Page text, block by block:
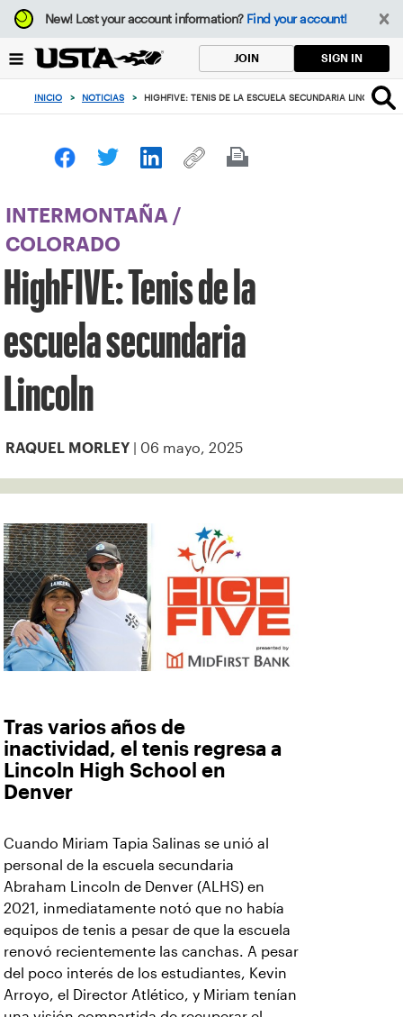
Enfoque
desde
botón
volver
principio
New!Lost your account information? Find your account!
JOIN SIGN IN
INICIO > NOTICIAS > HIGHFIVE: TENIS DE LA ESCUELA SECUNDARIA LINCOLN
INTERMONTAÑA /
COLORADO
HighFIVE: Tenis de la
escuela secundaria
Lincoln
RAQUEL MORLEY | 06 mayo, 2025
Tras varios años de
inactividad, el tenis regresa a
Lincoln High School en
Denver
Cuando Miriam Tapia Salinas se unió al
personal de la escuela secundaria
Abraham Lincoln de Denver (ALHS) en
2021, inmediatamente notó que no había
equipos de tenis a pesar de que la escuela
renovó recientemente las canchas. A pesar
del poco interés de los estudiantes, Kevin
Arroyo, el Director Atlético, y Miriam tenían